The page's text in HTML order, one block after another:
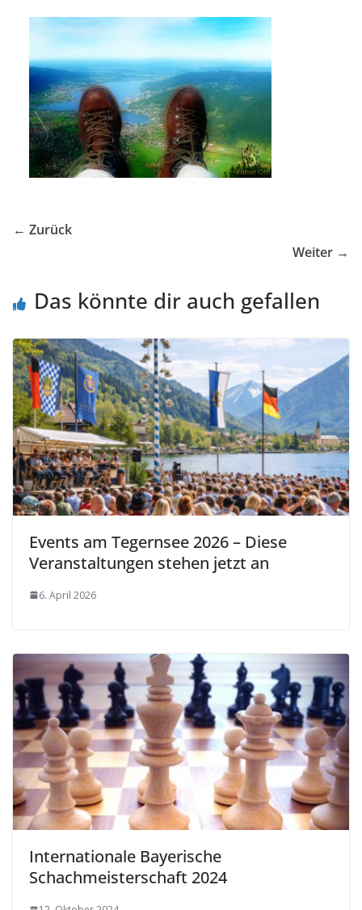
← Zurück
Weiter →
Das könnte dir auch gefallen
Events am Tegernsee 2026 – Diese
Veranstaltungen stehen jetzt an
6. April 2026
Internationale Bayerische
Schachmeisterschaft 2024